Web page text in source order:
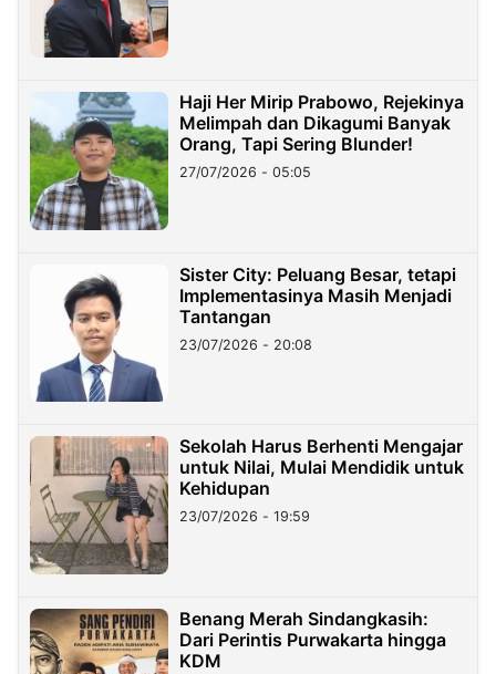
Haji Her Mirip Prabowo, Rejekinya
Melimpah dan Dikagumi Banyak
Orang, Tapi Sering Blunder!
27/07/2026 - 05:05
Sister City: Peluang Besar, tetapi
Implementasinya Masih Menjadi
Tantangan
23/07/2026 - 20:08
Sekolah Harus Berhenti Mengajar
untuk Nilai, Mulai Mendidik untuk
Kehidupan
23/07/2026 - 19:59
Benang Merah Sindangkasih:
Dari Perintis Purwakarta hingga
KDM